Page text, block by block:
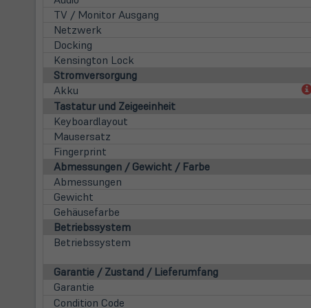
TV / Monitor Ausgang
Netzwerk
Docking
Kensington Lock
Stromversorgung
Akku
Tastatur und Zeigeeinheit
Keyboardlayout
Mausersatz
Fingerprint
Abmessungen / Gewicht / Farbe
Abmessungen
Gewicht
Gehäusefarbe
Betriebssystem
Betriebssystem
Garantie / Zustand / Lieferumfang
Garantie
Condition Code